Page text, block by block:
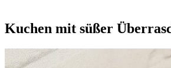
Kuchen mit süßer